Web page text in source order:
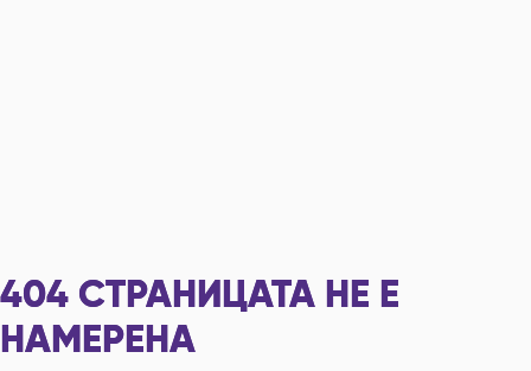
404 СТРАНИЦАТА НЕ Е
НАМЕРЕНА